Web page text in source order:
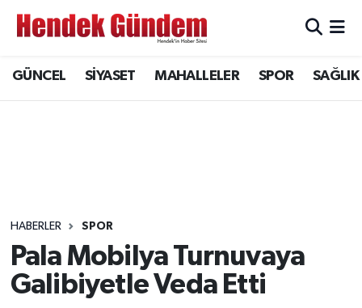
GÜNCEL SİYASET MAHALLELER SPOR SAĞLIK
HABERLER SPOR
Pala Mobilya Turnuvaya
Galibiyetle Veda Etti
Sakarya Hava Durumu
Süper Lig Puan Durumu ve Fikstür
Tüm Manşetler